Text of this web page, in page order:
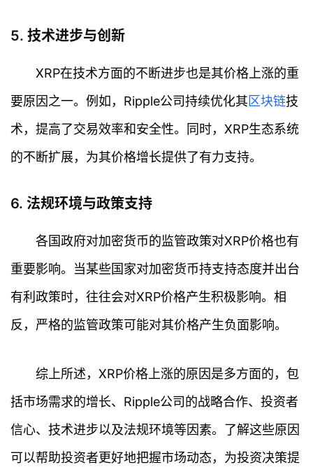
首
页
题
5. 技术进步与创新
XRP在技术方面的不断进步也是其价格上涨的重
要原因之一。例如，Ripple公司持续优化其区块链技
术，提高了交易效率和安全性。同时，XRP生态系统
的不断扩展，为其价格增长提供了有力支持。
6. 法规环境与政策支持
各国政府对加密货币的监管政策对XRP价格也有
重要影响。当某些国家对加密货币持支持态度并出台
有利政策时，往往会对XRP价格产生积极影响。相
反，严格的监管政策可能对其价格产生负面影响。
综上所述，XRP价格上涨的原因是多方面的，包
括市场需求的增长、Ripple公司的战略合作、投资者
信心、技术进步以及法规环境等因素。了解这些原因
可以帮助投资者更好地把握市场动态，为投资决策提